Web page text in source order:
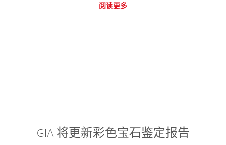
阅读更多
GIA 将更新彩色宝石鉴定报告